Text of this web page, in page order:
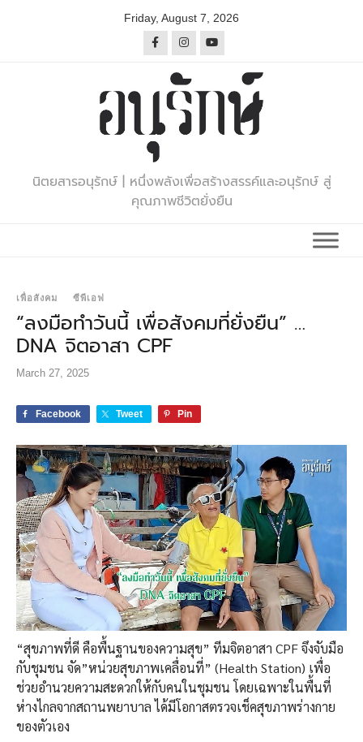
Friday, August 7, 2026
นิตยสารอนุรักษ์ | หนึ่งพลังเพื่อสร้างสรรค์และอนุรักษ์ สู่
คุณภาพชีวิตยั่งยืน
เพื่อสังคม ซีพีเอฟ
“ลงมือทำวันนี้ เพื่อสังคมที่ยั่งยืน” …
DNA จิตอาสา CPF
March 27, 2025
Facebook Tweet Pin
“สุขภาพที่ดี คือพื้นฐานของความสุข” ทีมจิตอาสา CPF จึงจับมือ
กับชุมชน จัด”หน่วยสุขภาพเคลื่อนที่” (Health Station) เพื่อ
ช่วยอำนวยความสะดวกให้กับคนในชุมชน โดยเฉพาะในพื้นที่
ห่างไกลจากสถานพยาบาล ได้มีโอกาสตรวจเช็คสุขภาพร่างกาย
ของตัวเอง